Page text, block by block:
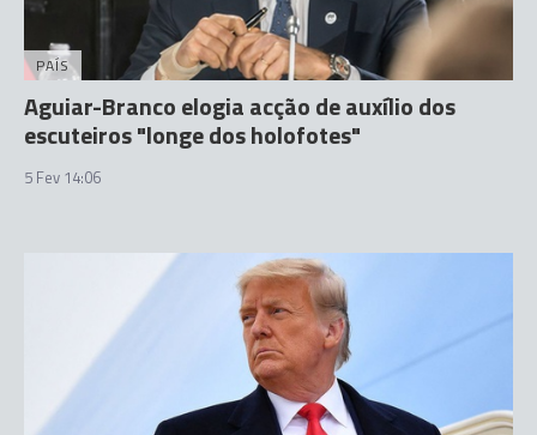
PAÍS
Aguiar-Branco elogia acção de auxílio dos
escuteiros "longe dos holofotes"
5 Fev 14:06